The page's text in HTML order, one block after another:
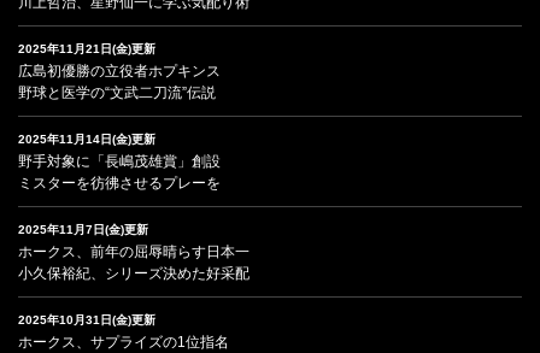
2025年11月21日(金)更新
広島初優勝の立役者ホプキンス
野球と医学の“文武二刀流”伝説
2025年11月14日(金)更新
野手対象に「長嶋茂雄賞」創設
ミスターを彷彿させるプレーを
2025年11月7日(金)更新
ホークス、前年の屈辱晴らす日本一
小久保裕紀、シリーズ決めた好采配
2025年10月31日(金)更新
ホークス、サプライズの1位指名